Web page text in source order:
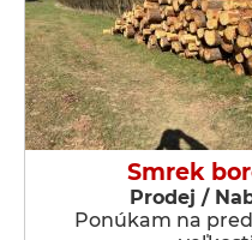
Smrek
Prodej /
Ponúkam na